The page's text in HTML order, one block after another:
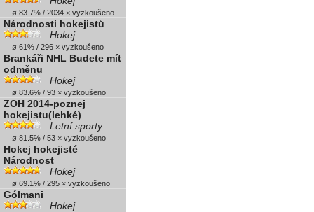
ø 83.7% / 2034 × vyzkoušeno
Národnosti hokejistů
Hokej
ø 61% / 296 × vyzkoušeno
Brankáři NHL Budete mít
odměnu
Hokej
ø 83.6% / 93 × vyzkoušeno
ZOH 2014-poznej
hokejistu(lehké)
Letní sporty
ø 81.5% / 53 × vyzkoušeno
Hokej hokejisté
Národnost
Hokej
ø 69.1% / 295 × vyzkoušeno
Gólmani
Hokej